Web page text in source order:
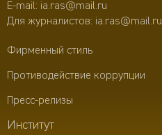
E-mail: ia.ras@mail.ru
Для журналистов: ia.ras@mail.ru
Фирменный стиль
Противодействие коррупции
Пресс-релизы
Институт